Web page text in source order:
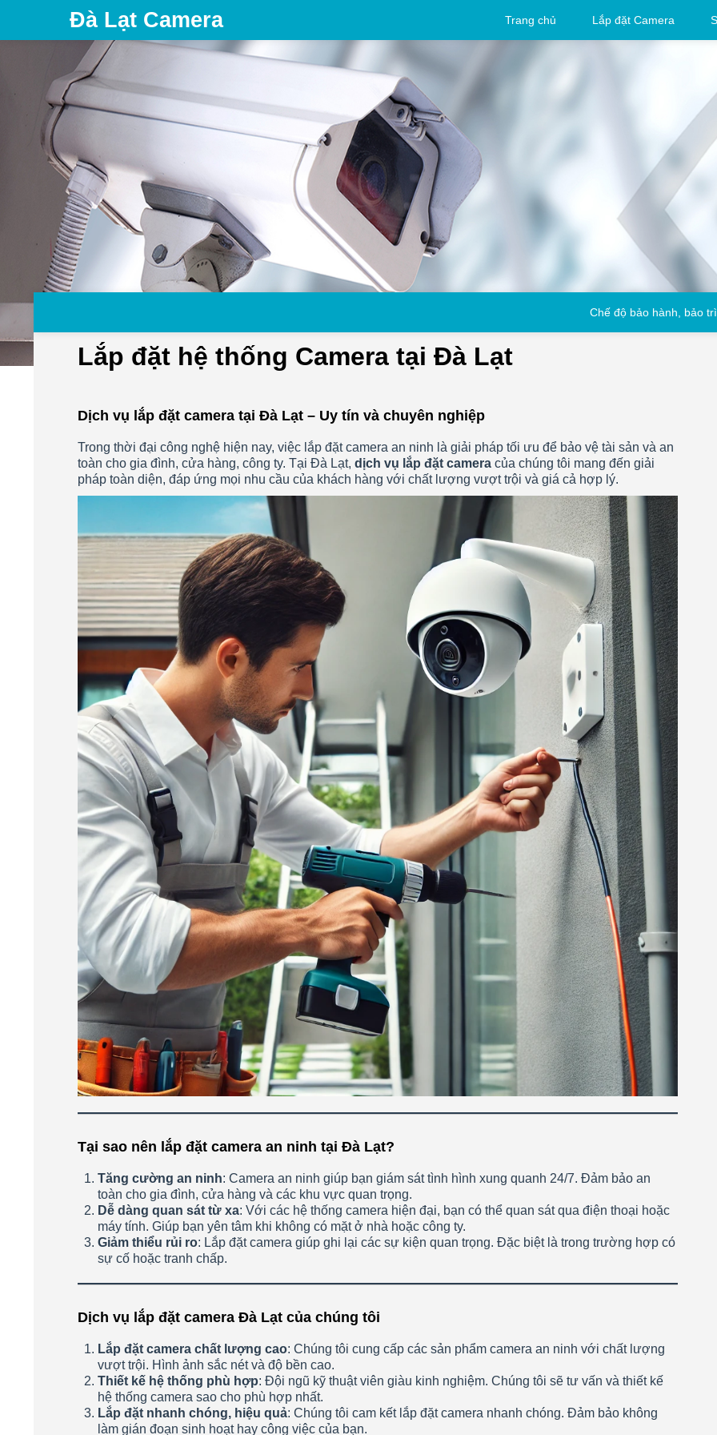
Đà Lạt Camera Trang chủ Lắp đặt Camera
Chế độ bảo hành, bảo trì
Lắp đặt hệ thống Camera tại Đà Lạt
Dịch vụ lắp đặt camera tại Đà Lạt – Uy tín và chuyên nghiệp
Trong thời đại công nghệ hiện nay, việc lắp đặt camera an ninh là giải pháp tối ưu để bảo vệ tài sản và an
toàn cho gia đình, cửa hàng, công ty. Tại Đà Lạt, dịch vụ lắp đặt camera của chúng tôi mang đến giải
pháp toàn diện, đáp ứng mọi nhu cầu của khách hàng với chất lượng vượt trội và giá cả hợp lý.
Tại sao nên lắp đặt camera an ninh tại Đà Lạt?
Tăng cường an ninh: Camera an ninh giúp bạn giám sát tình hình xung quanh 24/7. Đảm bảo an
toàn cho gia đình, cửa hàng và các khu vực quan trọng.
Dễ dàng quan sát từ xa: Với các hệ thống camera hiện đại, bạn có thể quan sát qua điện thoại hoặc
máy tính. Giúp bạn yên tâm khi không có mặt ở nhà hoặc công ty.
Giảm thiểu rủi ro: Lắp đặt camera giúp ghi lại các sự kiện quan trọng. Đặc biệt là trong trường hợp có
sự cố hoặc tranh chấp.
Dịch vụ lắp đặt camera Đà Lạt của chúng tôi
Lắp đặt camera chất lượng cao: Chúng tôi cung cấp các sản phẩm camera an ninh với chất lượng
vượt trội. Hình ảnh sắc nét và độ bền cao.
Thiết kế hệ thống phù hợp: Đội ngũ kỹ thuật viên giàu kinh nghiệm. Chúng tôi sẽ tư vấn và thiết kế
hệ thống camera sao cho phù hợp nhất.
Lắp đặt nhanh chóng, hiệu quả: Chúng tôi cam kết lắp đặt camera nhanh chóng. Đảm bảo không
làm gián đoạn sinh hoạt hay công việc của bạn.